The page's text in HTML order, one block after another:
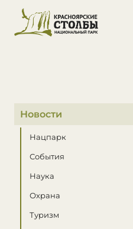
В этом разделе
Новости
Нацпарк
События
Наука
Охрана
Туризм